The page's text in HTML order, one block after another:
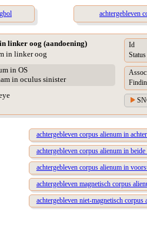
achtergebleven
linker oog (aandoening)
in linker oog
in OS
in oculus sinister
Id
Status
achtergebleven corpus alienum in
achtergebleven corpus alienum in beide
achtergebleven corpus alienum in
achtergebleven magnetisch corpus
achtergebleven niet-magnetisch